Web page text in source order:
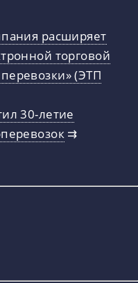
расширяет
торговой
(ЭТП
30-летие
⇉